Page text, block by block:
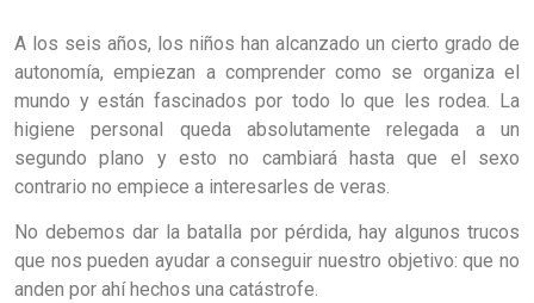
A los seis años, los niños han alcanzado un cierto grado de
autonomía, empiezan a comprender como se organiza el
mundo y están fascinados por todo lo que les rodea. La
higiene personal queda absolutamente relegada a un
segundo plano y esto no cambiará hasta que el sexo
contrario no empiece a interesarles de veras.
No debemos dar la batalla por pérdida, hay algunos trucos
que nos pueden ayudar a conseguir nuestro objetivo: que no
anden por ahí hechos una catástrofe.